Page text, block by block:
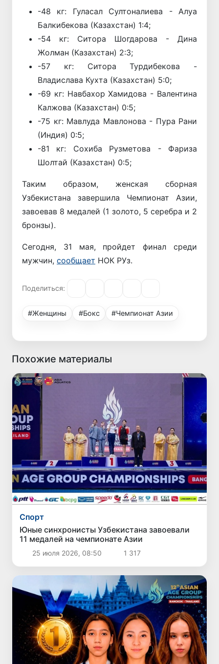
-48 кг: Гуласал Султоналиева - Алуа
Балкибекова (Казахстан) 1:4;
-54 кг: Ситора Шогдарова - Дина
Жолман (Казахстан) 2:3;
-57 кг: Ситора Турдибекова -
Владислава Кухта (Казахстан) 5:0;
-69 кг: Навбахор Хамидова - Валентина
Калжова (Казахстан) 0:5;
-75 кг: Мавлуда Мавлонова - Пура Рани
(Индия) 0:5;
-81 кг: Сохиба Рузметова - Фариза
Шолтай (Казахстан) 0:5;
Таким образом, женская сборная
Узбекистана завершила Чемпионат Азии,
завоевав 8 медалей (1 золото, 5 серебра и 2
бронзы).
Сегодня, 31 мая, пройдет финал среди
мужчин, сообщает НОК РУз.
Поделиться:
#Женщины #Бокс #Чемпионат Азии
Похожие материалы
Спорт
Юные синхронисты Узбекистана завоевали
11 медалей на чемпионате Азии
25 июля 2026, 08:50 1 317